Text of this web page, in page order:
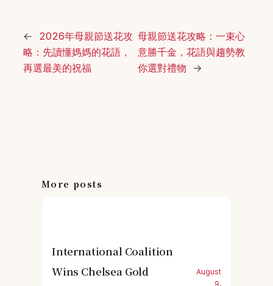
←
2026年母親節送花攻
略：先讀懂媽媽的花語，
再選最美的祝福
母親節送花攻略：一束心
意勝千金，花語與趨勢教
你選對禮物
→
More posts
International Coalition
Wins Chelsea Gold
August
9,